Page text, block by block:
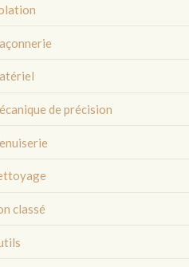
de précision
classé